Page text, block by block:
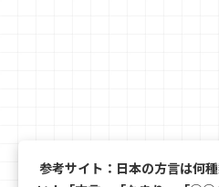
参考サイト：日本の方言は何